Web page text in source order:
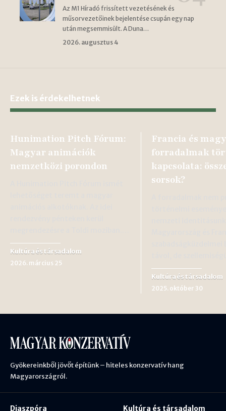
Az M1 Híradó frissített vezetésének és
műsorvezetőinek bejelentése csupán egy nap
után megsemmisült. A Duna…
2026. augusztus 4
Ezek is érdekelhetnek
Hunimation Pitch Fórum:
Magyar animációk
nemzetközi porondon
Kultúra és társadalom
2026. március 25
Francia és
forradalmak
kapcsolata:
sorsok?
Kultúra és társadalom
2025. október 30
Gyökereinkből jövőt építünk – hiteles konzervatív hang
Magyarországról.
Diaszpóra Kultúra és társadalom